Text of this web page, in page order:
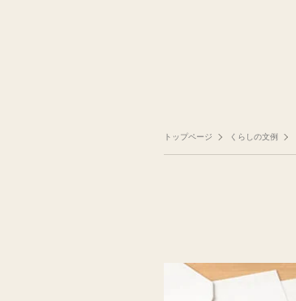
トップページ くらしの文例